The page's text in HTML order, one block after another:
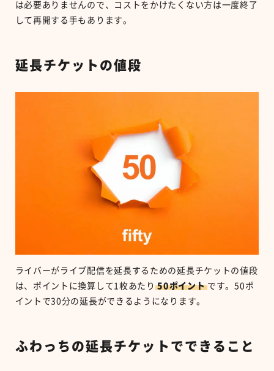
は必要ありませんので、コストをかけたくない方は一度終了
して再開する手もあります。
延長チケットの値段
ライバーがライブ配信を延長するための延長チケットの値段
は、ポイントに換算して1 枚あたり 50ポイント です。 50 ポ
イントで30分の延長ができるようになります。
ふわっちの延長チケットでできること